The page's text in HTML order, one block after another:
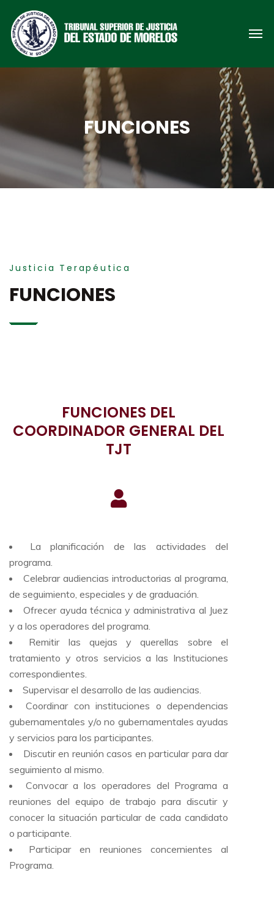
FUNCIONES
Justicia Terapéutica
FUNCIONES
FUNCIONES DEL
COORDINADOR GENERAL DEL
TJT
La planificación de las actividades del
programa.
Celebrar audiencias introductorias al programa,
de seguimiento, especiales y de graduación.
Ofrecer ayuda técnica y administrativa al Juez
y a los operadores del programa.
Remitir las quejas y querellas sobre el
tratamiento y otros servicios a las Instituciones
correspondientes.
Supervisar el desarrollo de las audiencias.
Coordinar con instituciones o dependencias
gubernamentales y/o no gubernamentales ayudas
y servicios para los participantes.
Discutir en reunión casos en particular para dar
seguimiento al mismo.
Convocar a los operadores del Programa a
reuniones del equipo de trabajo para discutir y
conocer la situación particular de cada candidato
o participante.
Participar en reuniones concernientes al
Programa.